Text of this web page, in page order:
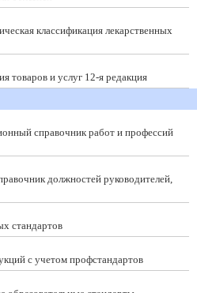
классификация лекарственных
товаров и услуг 12-я редакция
справочник работ и профессий
должностей руководителей,
стандартов
с учетом профстандартов